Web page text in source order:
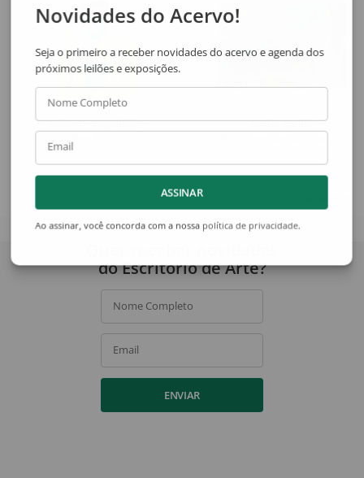
Roberto Magalhães
Sem Título
Mario Zanini
Novidades do Acervo!
Seja o primeiro a receber novidades do acervo e agenda dos
próximos leilões e exposições.
Nome Completo
Email
ASSINAR
Ao assinar, você concorda com a nossa política de privacidade.
do Escritório de Arte?
Nome Completo
Email
ENVIAR